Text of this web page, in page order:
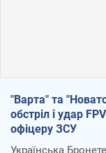
"Варта" та
обстріл і удар
офіцеру ЗСУ
Українська